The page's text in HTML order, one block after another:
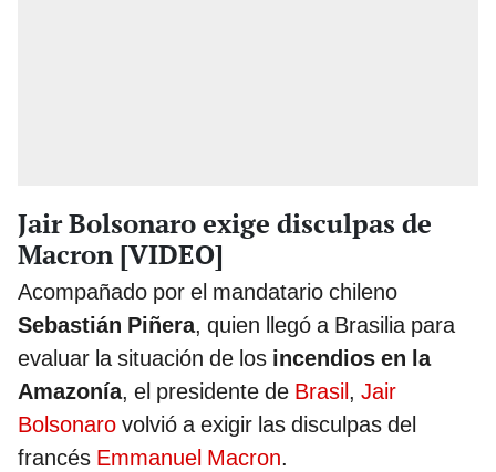
Jair Bolsonaro exige disculpas de
Macron [VIDEO]
Acompañado por el mandatario chileno
Sebastián Piñera, quien llegó a Brasilia para
evaluar la situación de los incendios en la
Amazonía, el presidente de Brasil, Jair
Bolsonaro volvió a exigir las disculpas del
francés Emmanuel Macron.